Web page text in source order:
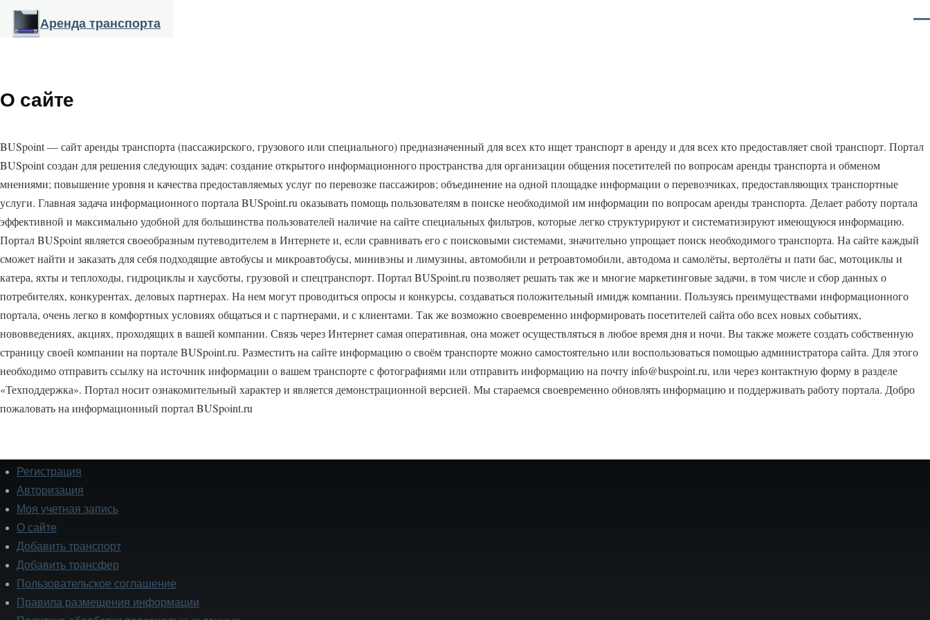
Перейти к основному содержанию
Аренда транспорта
О сайте
BUSpoint — сайт аренды транспорта (пассажирского, грузового или специального) предназначенный для всех кто ищет транспорт в аренду и для всех кто предоставляет свой транспорт. Портал
BUSpoint создан для решения следующих задач: создание открытого информационного пространства для организации общения посетителей по вопросам аренды транспорта и обменом
мнениями; повышение уровня и качества предоставляемых услуг по перевозке пассажиров; объединение на одной площадке информации о перевозчиках, предоставляющих транспортные
услуги. Главная задача информационного портала BUSpoint.ru оказывать помощь пользователям в поиске необходимой им информации по вопросам аренды транспорта. Делает работу портала
эффективной и максимально удобной для большинства пользователей наличие на сайте специальных фильтров, которые легко структурируют и систематизируют имеющуюся информацию.
Портал BUSpoint является своеобразным путеводителем в Интернете и, если сравнивать его с поисковыми системами, значительно упрощает поиск необходимого транспорта. На сайте каждый
сможет найти и заказать для себя подходящие автобусы и микроавтобусы, минивэны и лимузины, автомобили и ретроавтомобили, автодома и самолёты, вертолёты и пати бас, мотоциклы и
катера, яхты и теплоходы, гидроциклы и хаусботы, грузовой и спецтранспорт. Портал BUSpoint.ru позволяет решать так же и многие маркетинговые задачи, в том числе и сбор данных о
потребителях, конкурентах, деловых партнерах. На нем могут проводиться опросы и конкурсы, создаваться положительный имидж компании. Пользуясь преимуществами информационного
портала, очень легко в комфортных условиях общаться и с партнерами, и с клиентами. Так же возможно своевременно информировать посетителей сайта обо всех новых событиях,
нововведениях, акциях, проходящих в вашей компании. Связь через Интернет самая оперативная, она может осуществляться в любое время дня и ночи. Вы также можете создать собственную
страницу своей компании на портале BUSpoint.ru. Разместить на сайте информацию о своём транспорте можно самостоятельно или воспользоваться помощью администратора сайта. Для этого
необходимо отправить ссылку на источник информации о вашем транспорте с фотографиями или отправить информацию на почту info@buspoint.ru, или через контактную форму в разделе
«Техподдержка». Портал носит ознакомительный характер и является демонстрационной версией. Мы стараемся своевременно обновлять информацию и поддерживать работу портала. Добро
пожаловать на информационный портал BUSpoint.ru
Подвал
Регистрация
Авторизация
Моя учетная запись
О сайте
Добавить транспорт
Добавить трансфер
Пользовательское соглашение
Правила размещения информации